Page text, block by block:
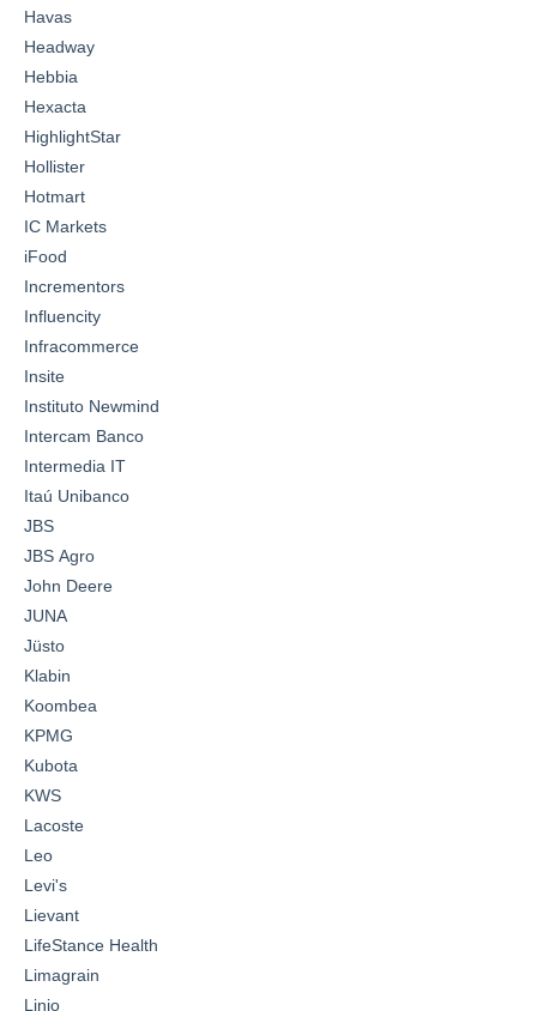
Havas
Headway
Hebbia
Hexacta
HighlightStar
Hollister
Hotmart
IC Markets
iFood
Incrementors
Influencity
Infracommerce
Insite
Instituto Newmind
Intercam Banco
Intermedia IT
Itaú Unibanco
JBS
JBS Agro
John Deere
JUNA
Jüsto
Klabin
Koombea
KPMG
Kubota
KWS
Lacoste
Leo
Levi's
Lievant
LifeStance Health
Limagrain
Linio